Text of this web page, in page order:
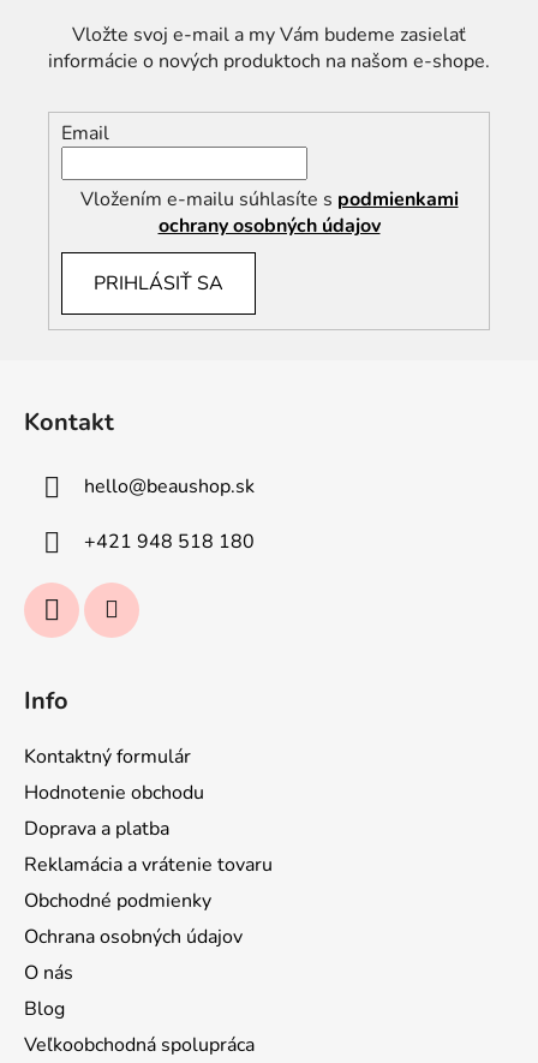
Vložte svoj e-mail a my Vám budeme zasielať
informácie o nových produktoch na našom e-shope.
Email
Vložením e-mailu súhlasíte s podmienkami
ochrany osobných údajov
PRIHLÁSIŤ SA
Kontakt
hello@beaushop.sk
+421 948 518 180
Info
Kontaktný formulár
Hodnotenie obchodu
Doprava a platba
Reklamácia a vrátenie tovaru
Obchodné podmienky
Ochrana osobných údajov
O nás
Blog
Veľkoobchodná spolupráca